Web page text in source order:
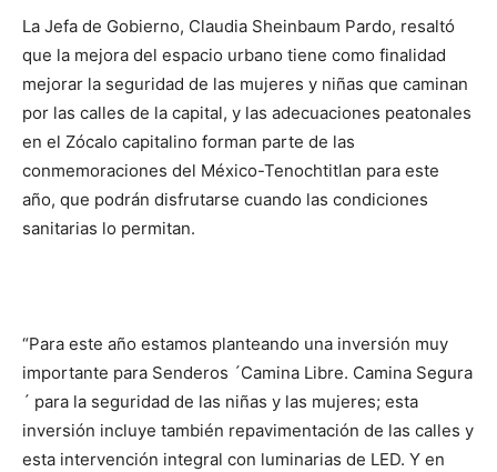
La Jefa de Gobierno, Claudia Sheinbaum Pardo, resaltó
que la mejora del espacio urbano tiene como finalidad
mejorar la seguridad de las mujeres y niñas que caminan
por las calles de la capital, y las adecuaciones peatonales
en el Zócalo capitalino forman parte de las
conmemoraciones del México-Tenochtitlan para este
año, que podrán disfrutarse cuando las condiciones
sanitarias lo permitan.
“Para este año estamos planteando una inversión muy
importante para Senderos ´Camina Libre. Camina Segura
´ para la seguridad de las niñas y las mujeres; esta
inversión incluye también repavimentación de las calles y
esta intervención integral con luminarias de LED. Y en